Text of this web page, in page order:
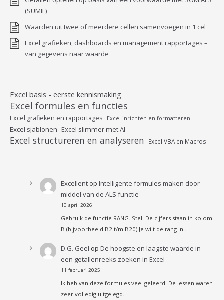
(SUMIF)
Waarden uit twee of meerdere cellen samenvoegen in 1 cel
Excel grafieken, dashboards en management rapportages –
van gegevens naar waarde
Excel basis - eerste kennismaking
Excel formules en functies
Excel grafieken en rapportages Excel inrichten en formatteren
Excel sjablonen Excel slimmer met AI
Excel structureren en analyseren Excel VBA en Macros
Excellent opIntelligente formules maken door
middel van de ALS functie
10 april 2026
Gebruik de functie RANG. Stel: De cijfers staan in kolom
B (bijvoorbeeld B2 t/m B20) Je wilt de rang in…
D.G. Geel opDe hoogste en laagste waarde in
een getallenreeks zoeken in Excel
11 februari 2025
Ik heb van deze formules veel geleerd. De lessen waren
zeer volledig uitgelegd.